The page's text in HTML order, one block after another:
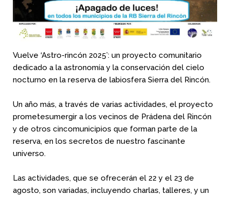
Vuelve ‘Astro-rincón 2025’: un proyecto comunitario
dedicado a la astronomía y la conservación del cielo
nocturno en la reserva de labiosfera Sierra del Rincón.
Un año más, a través de varias actividades, el proyecto
prometesumergir a los vecinos de Prádena del Rincón
y de otros cincomunicipios que forman parte de la
reserva, en los secretos de nuestro fascinante
universo.
Las actividades, que se ofrecerán el 22 y el 23 de
agosto, son variadas, incluyendo charlas, talleres, y un